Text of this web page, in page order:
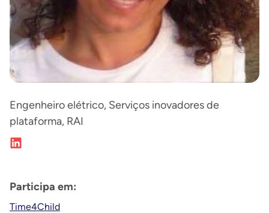
Engenheiro elétrico, Serviços inovadores de
plataforma, RAI
Participa em:
Time4Child